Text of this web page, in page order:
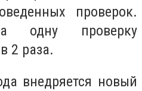
проверок.
одну проверку
2 раза.
внедряется новый